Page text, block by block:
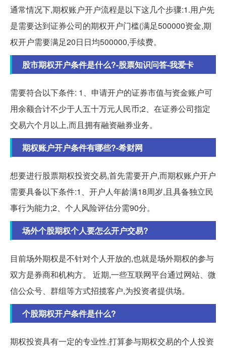
通常情况下,期权账户开户流程是以下这几个步骤:1.用户先
是需要达到证券公司的期权开户门槛(满足500000资金,期
权开户需要满足20日日均500000,手续费。
股市期权开户条件是什么?-股票知识问答-我爱卡
需要符合以下条件: 1、申请开户的证券市值与资金账户可
用余额合计不少于人五十万元人民币;2、在证券公司指定
交易六个月以上,而且拥有融资融券业务。
期权账户开户条件有哪些?-希财网
想要进行股票期权投资交易,首先需要开户,而期权账户开户
需要具备以下条件:1、开户人年龄满18周岁,且具备独立民
事行为能力;2、个人风险评估分需90分。
场外个股期权个人要怎么开户交易?
目前场外期权是不针对个人开放的,也就是场外期权的参与
双方是券商和机构方。 近期,一些互联网平台通过网站、微
信公众号、群组等方式招揽客户,为投资者提供场。
个股期权开户条件是什么?
期权投资具有一定的专业性,打算参与期权交易的个人投资